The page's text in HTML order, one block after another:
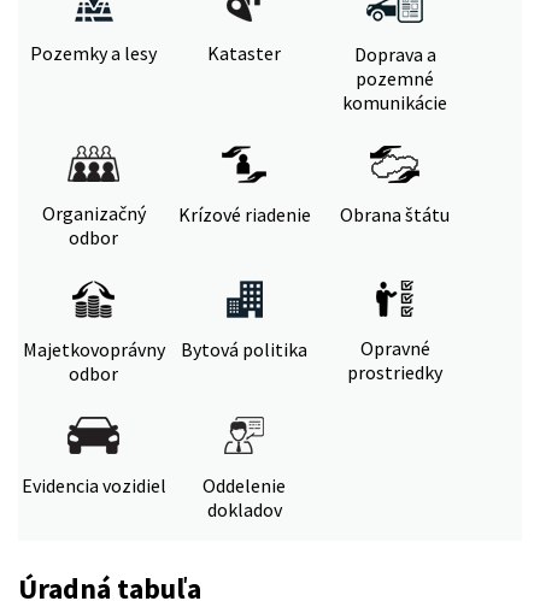
Pozemky a lesy Kataster
Doprava a
pozemné
komunikácie
Organizačný
odbor
Krízové riadenie Obrana štátu
Majetkovoprávny
odbor
Bytová politika
Opravné
prostriedky
Evidencia vozidiel
Oddelenie
dokladov
Úradná tabuľa